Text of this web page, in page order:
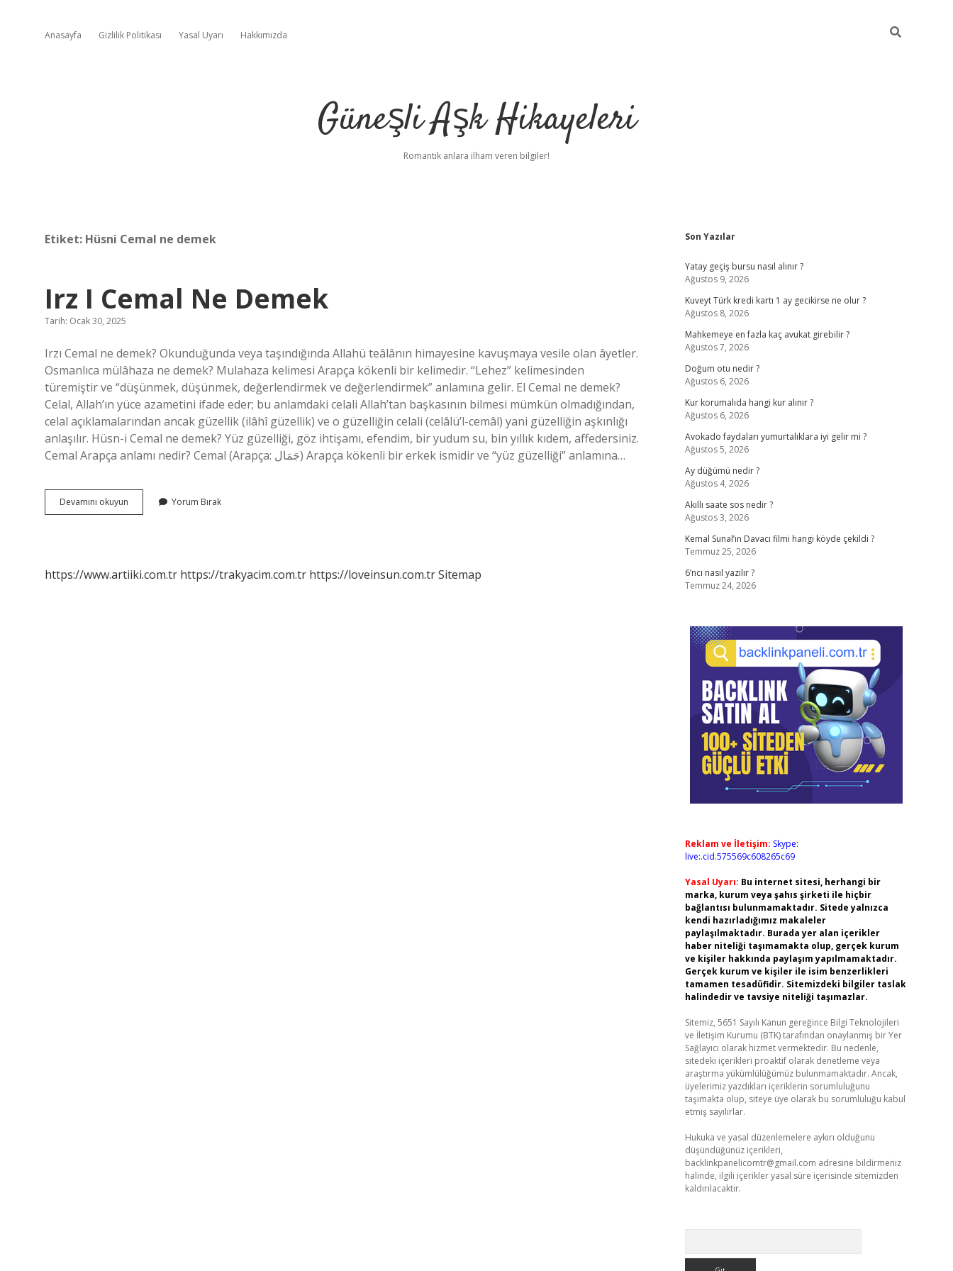
Anasayfa Gizlilik Politikası Yasal Uyarı Hakkımızda
Güneşli Aşk Hikayeleri
Romantik anlara ilham veren bilgiler!
Etiket: Hüsni Cemal ne demek
Irz I Cemal Ne Demek
Tarih: Ocak 30, 2025
Irzı Cemal ne demek? Okunduğunda veya taşındığında Allahü teâlânın himayesine kavuşmaya vesile olan âyetler.
Osmanlıca mülâhaza ne demek? Mulahaza kelimesi Arapça kökenli bir kelimedir. “Lehez” kelimesinden
türemiştir ve “düşünmek, düşünmek, değerlendirmek ve değerlendirmek” anlamına gelir. El Cemal ne demek?
Celal, Allah’ın yüce azametini ifade eder; bu anlamdaki celali Allah’tan başkasının bilmesi mümkün olmadığından,
celal açıklamalarından ancak güzellik (ilâhî güzellik) ve o güzelliğin celali (celâlü’l-cemâl) yani güzelliğin aşkınlığı
anlaşılır. Hüsn-i Cemal ne demek? Yüz güzelliği, göz ihtişamı, efendim, bir yudum su, bin yıllık kıdem, affedersiniz.
Cemal Arapça anlamı nedir? Cemal (Arapça: جَمَال) Arapça kökenli bir erkek ismidir ve “yüz güzelliği” anlamına…
Devamını okuyun
I
Yorum Bırak
https://www.artiiki.com.tr https://trakyacim.com.tr https://loveinsun.com.trSitemap
Sidebar
Son Yazılar
Yatay geçiş bursu nasıl alınır ?
Ağustos 9, 2026
Kuveyt Türk kredi kartı 1 ay gecikirse ne olur ?
Ağustos 8, 2026
Mahkemeye en fazla kaç avukat girebilir ?
Ağustos 7, 2026
Doğum otu nedir ?
Ağustos 6, 2026
Kur korumalıda hangi kur alınır ?
Ağustos 6, 2026
Avokado faydaları yumurtalıklara iyi gelir mi ?
Ağustos 5, 2026
Ay düğümü nedir ?
Ağustos 4, 2026
Akıllı saate sos nedir ?
Ağustos 3, 2026
Kemal Sunal’ın Davacı filmi hangi köyde çekildi ?
Temmuz 25, 2026
6’ncı nasıl yazılır ?
Temmuz 24, 2026
Reklam ve İletişim: Skype:
live:.cid.575569c608265c69
Yasal Uyarı: Bu internet sitesi, herhangi bir
marka, kurum veya şahıs şirketi ile hiçbir
bağlantısı bulunmamaktadır. Sitede yalnızca
kendi hazırladığımız makaleler
paylaşılmaktadır. Burada yer alan içerikler
haber niteliği taşımamakta olup, gerçek kurum
ve kişiler hakkında paylaşım yapılmamaktadır.
Gerçek kurum ve kişiler ile isim benzerlikleri
tamamen tesadüfidir. Sitemizdeki bilgiler taslak
halindedir ve tavsiye niteliği taşımazlar.
Sitemiz, 5651 Sayılı Kanun gereğince Bilgi Teknolojileri
ve İletişim Kurumu (BTK) tarafından onaylanmış bir Yer
Sağlayıcı olarak hizmet vermektedir. Bu nedenle,
sitedeki içerikleri proaktif olarak denetleme veya
araştırma yükümlülüğümüz bulunmamaktadır. Ancak,
üyelerimiz yazdıkları içeriklerin sorumluluğunu
taşımakta olup, siteye üye olarak bu sorumluluğu kabul
etmiş sayılırlar.
Hukuka ve yasal düzenlemelere aykırı olduğunu
düşündüğünüz içerikleri,
backlinkpanelicomtr@gmail.com adresine bildirmeniz
halinde, ilgili içerikler yasal süre içerisinde sitemizden
kaldırılacaktır.
betci